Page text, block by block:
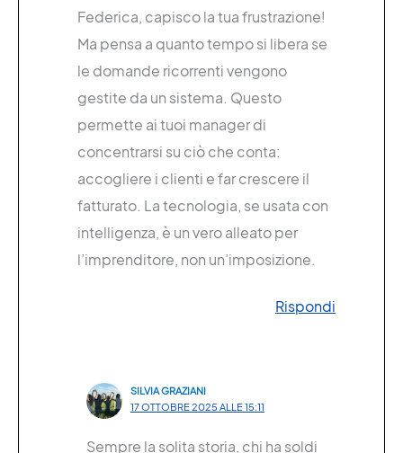
Federica, capisco la tua frustrazione!
Ma pensa a quanto tempo si libera se
le domande ricorrenti vengono
gestite da un sistema. Questo
permette ai tuoi manager di
concentrarsi su ciò che conta:
accogliere i clienti e far crescere il
fatturato. La tecnologia, se usata con
intelligenza, è un vero alleato per
l’imprenditore, non un’imposizione.
Rispondi
SILVIA GRAZIANI
17 OTTOBRE 2025 ALLE 15:11
Sempre la solita storia, chi ha soldi